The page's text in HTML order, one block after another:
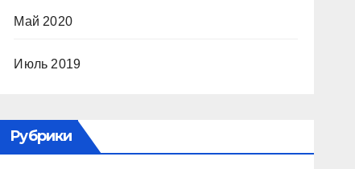
Май 2020
Июль 2019
Рубрики